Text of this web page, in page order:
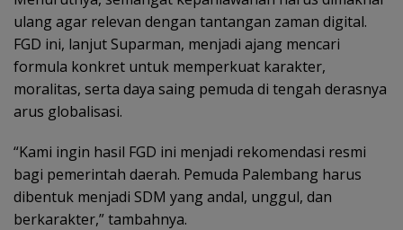
ulang agar relevan dengan tantangan zaman digital.
FGD ini, lanjut Suparman, menjadi ajang mencari
formula konkret untuk memperkuat karakter,
moralitas, serta daya saing pemuda di tengah derasnya
arus globalisasi.
“Kami ingin hasil FGD ini menjadi rekomendasi resmi
bagi pemerintah daerah. Pemuda Palembang harus
dibentuk menjadi SDM yang andal, unggul, dan
berkarakter,” tambahnya.